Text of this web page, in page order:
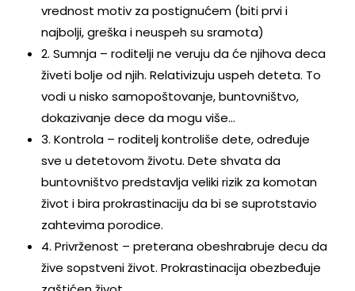
vrednost motiv za postignućem (biti prvi i
najbolji, greška i neuspeh su sramota)
2. Sumnja – roditelji ne veruju da će njihova deca
živeti bolje od njih. Relativizuju uspeh deteta. To
vodi u nisko samopoštovanje, buntovništvo,
dokazivanje dece da mogu više…
3. Kontrola – roditelj kontroliše dete, određuje
sve u detetovom životu. Dete shvata da
buntovništvo predstavlja veliki rizik za komotan
život i bira prokrastinaciju da bi se suprotstavio
zahtevima porodice.
4. Privrženost – preterana obeshrabruje decu da
žive sopstveni život. Prokrastinacija obezbeđuje